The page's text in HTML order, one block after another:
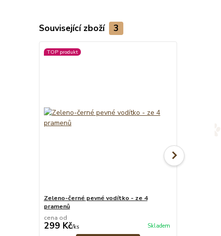
Související zboží 3
TOP produkt
Zeleno-černé pevné vodítko - ze 4
pramenů
cena od
299 Kč/ks Skladem